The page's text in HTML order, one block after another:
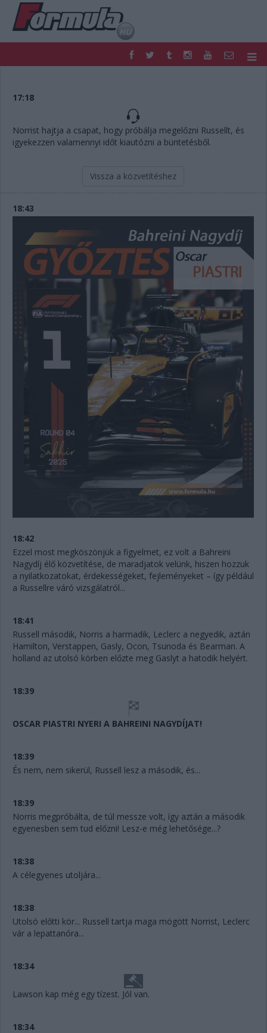
FORMULA
EGYÉB
PODCAST
SHOP
17:18
Norrist hajtja a csapat, hogy próbálja megelőzni Russellt, és
igyekezzen valamennyi időt kiautózni a büntetésből.
Vissza a közvetítéshez
18:43
18:42
Ezzel most megköszönjük a figyelmet, ez volt a Bahreini
Nagydíj élő közvetítése, de maradjatok velünk, hiszen hozzuk
a nyilatkozatokat, érdekességeket, fejleményeket – így például
a Russellre váró vizsgálatról...
18:41
Russell második, Norris a harmadik, Leclerc a negyedik, aztán
Hamilton, Verstappen, Gasly, Ocon, Tsunoda és Bearman. A
holland az utolsó körben előzte meg Gaslyt a hatodik helyért.
18:39
OSCAR PIASTRI NYERI A BAHREINI NAGYDÍJAT!
18:39
És nem, nem sikerül, Russell lesz a második, és...
18:39
Norris megpróbálta, de túl messze volt, így aztán a második
egyenesben sem tud előzni! Lesz-e még lehetősége...?
18:38
A célegyenes utoljára...
18:38
Utolsó előtti kör... Russell tartja maga mögött Norrist, Leclerc
vár a lepattanóra...
18:34
Lawson kap még egy tízest. Jól van.
18:34